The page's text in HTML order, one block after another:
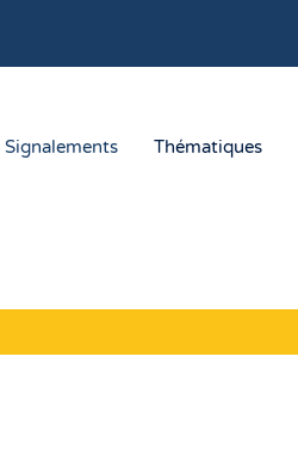
Signalements Thématiques